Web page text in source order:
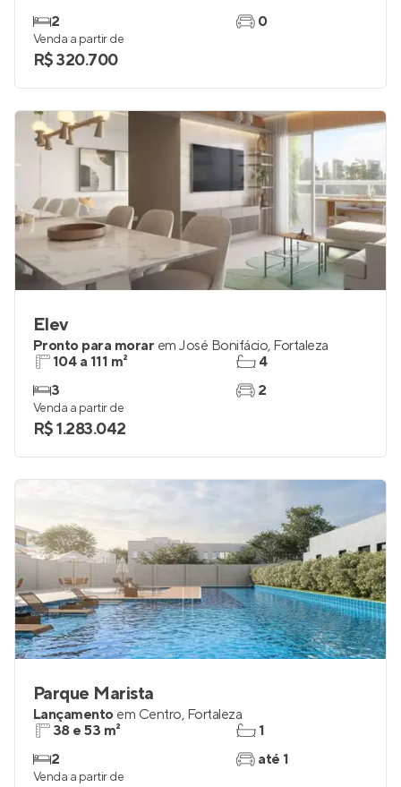
2
0
Venda a partir de
R$ 320.700
Elev
Pronto para morar em José Bonifácio, Fortaleza
104 a 111 m²
3
4
2
Venda a partir de
R$ 1.283.042
Parque Marista
Lançamento em Centro, Fortaleza
38 e 53 m²
2
1
até 1
Venda a partir de